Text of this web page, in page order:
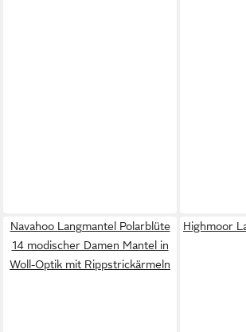
Navahoo Langmantel Polarblüte
14 modischer Damen Mantel in
Woll-Optik mit Rippstrickärmeln
Highmoor